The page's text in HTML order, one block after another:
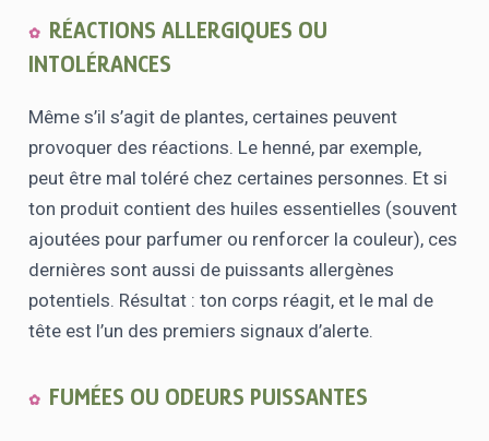
RÉACTIONS ALLERGIQUES OU
INTOLÉRANCES
Même s’il s’agit de plantes, certaines peuvent
provoquer des réactions. Le henné, par exemple,
peut être mal toléré chez certaines personnes. Et si
ton produit contient des huiles essentielles (souvent
ajoutées pour parfumer ou renforcer la couleur), ces
dernières sont aussi de puissants allergènes
potentiels. Résultat : ton corps réagit, et le mal de
tête est l’un des premiers signaux d’alerte.
FUMÉES OU ODEURS PUISSANTES